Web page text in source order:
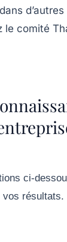
d’autres
le comité
ci-
vos résultats.